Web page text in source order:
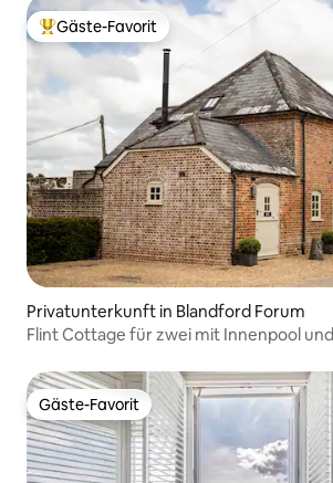
Beliebter Gäste-Favorit.
Gäste-Favorit
Privatunterkunft in Blandford Forum
Flint Cottage für zwei mit Innenpool
Gäste-Favorit
Gäste-Favorit